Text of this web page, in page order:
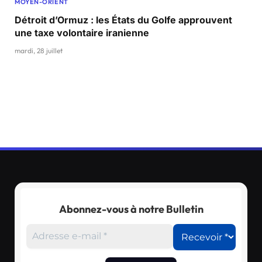
MOYEN-ORIENT
Détroit d’Ormuz : les États du Golfe approuvent
une taxe volontaire iranienne
mardi, 28 juillet
Abonnez-vous à notre Bulletin